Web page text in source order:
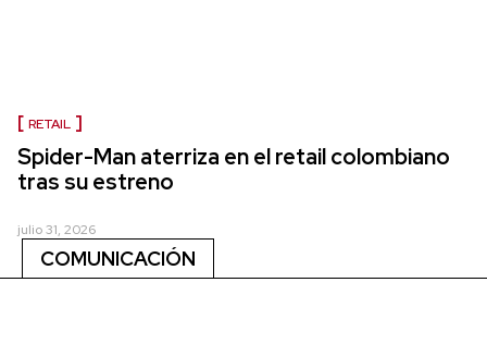
RETAIL
Spider-Man aterriza en el retail colombiano
tras su estreno
julio 31, 2026
COMUNICACIÓN